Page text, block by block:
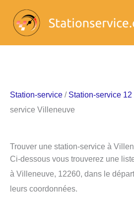
contenu
Station-service / Station-service
service Villeneuve
Trouver une station-service à
Ci-dessous vous trouverez une
à Villeneuve, 12260, dans le
leurs coordonnées.